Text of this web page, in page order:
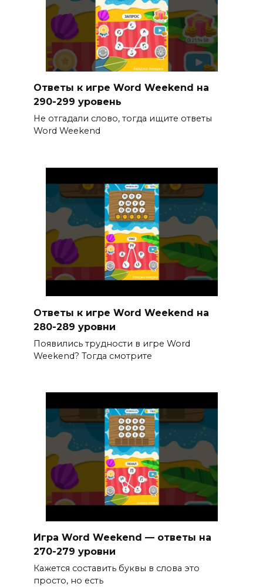
Ответы к игре Word Weekend на
290-299 уровень
Не отгадали слово, тогда ищите ответы
Word Weekend
Ответы к игре Word Weekend на
280-289 уровни
Появились трудности в игре Word
Weekend? Тогда смотрите
Игра Word Weekend — ответы на
270-279 уровни
Кажется составить буквы в слова это
просто, но есть